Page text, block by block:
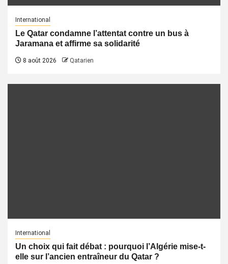
International
Le Qatar condamne l’attentat contre un bus à
Jaramana et affirme sa solidarité
8 août 2026 Qatarien
International
Un choix qui fait débat : pourquoi l’Algérie mise-t-
elle sur l’ancien entraîneur du Qatar ?